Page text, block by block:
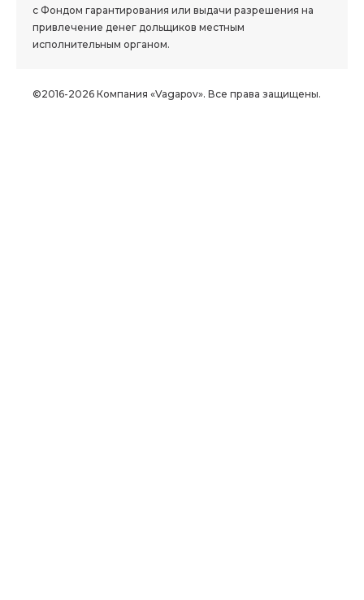
с Фондом гарантирования или выдачи разрешения на
привлечение денег дольщиков местным
исполнительным органом.
©2016-2026 Компания «Vagapov». Все права защищены.